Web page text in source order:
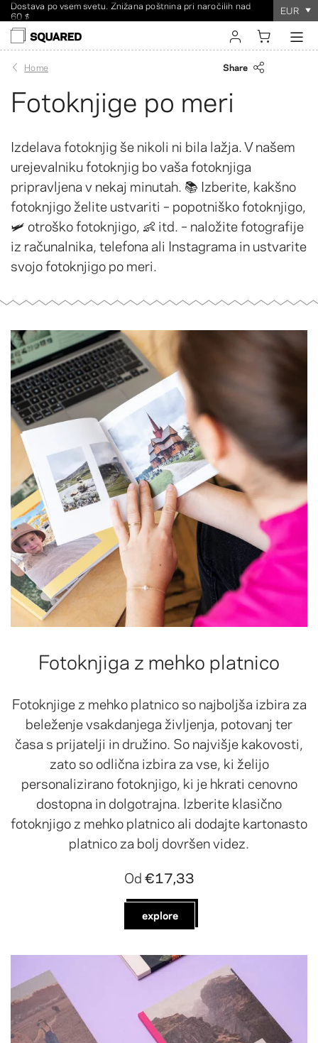
Dostava po vsem svetu. Znižana poštnina pri naročilih nad
60 $
Naročilo vzamele nekaj minut
100 % jamstvozadovoljstva
EUR
register
Home Share
Fotoknjige po meri
Izdelava fotoknjig še nikoli ni bila lažja. V našem
urejevalniku fotoknjig bo vaša fotoknjiga
pripravljena v nekaj minutah. 📚 Izberite, kakšno
fotoknjigo želite ustvariti – popotniško fotoknjigo,
🛩️ otroško fotoknjigo, 👶 itd. – naložite fotografije
iz računalnika, telefona ali Instagrama in ustvarite
svojo fotoknjigo po meri.
Fotoknjiga z mehko platnico
Fotoknjige z mehko platnico so najboljša izbira za
beleženje vsakdanjega življenja, potovanj ter
časa s prijatelji in družino. So najvišje kakovosti,
zato so odlična izbira za vse, ki želijo
personalizirano fotoknjigo, ki je hkrati cenovno
dostopna in dolgotrajna. Izberite klasično
fotoknjigo z mehko platnico ali dodajte kartonasto
platnico za bolj dovršen videz.
Od€17,33
explore